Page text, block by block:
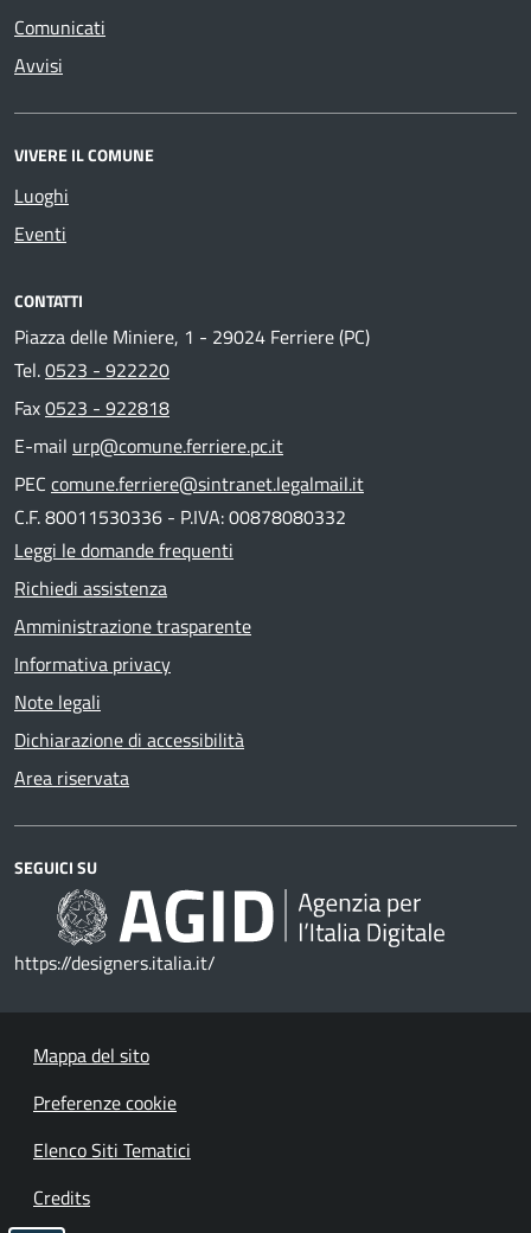
Comunicati
Avvisi
VIVERE IL COMUNE
Luoghi
Eventi
CONTATTI
Piazza delle Miniere, 1 - 29024 Ferriere (PC)
Tel.0523 - 922220
Fax0523 - 922818
E-mail urp@comune.ferriere.pc.it
PEC comune.ferriere@sintranet.legalmail.it
C.F. 80011530336 - P.IVA: 00878080332
Leggi le domande frequenti
Richiedi assistenza
Amministrazione trasparente
Informativa privacy
Note legali
Dichiarazione di accessibilità
Area riservata
SEGUICI SU
https://designers.italia.it/
Mappa del sito
Preferenze cookie
Elenco Siti Tematici
Credits